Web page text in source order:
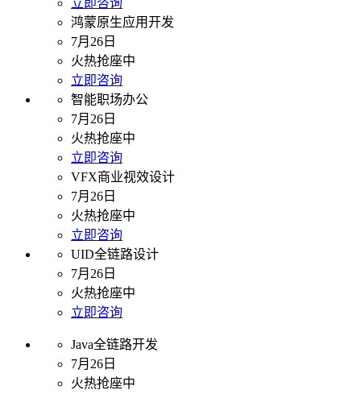
鸿蒙原生应用开发
7月26日
火热抢座中
立即咨询
智能职场办公
7月26日
火热抢座中
立即咨询
VFX商业视效设计
7月26日
火热抢座中
立即咨询
UID全链路设计
7月26日
火热抢座中
立即咨询
Java全链路开发
7月26日
火热抢座中